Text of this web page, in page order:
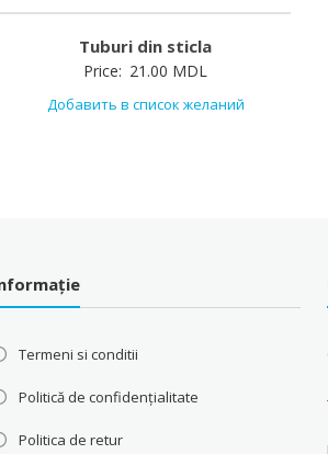
Tuburi din sticla
Price: 21.00 MDL
Добавить в список желаний
Termeni si conditii
Politică de confidențialitate
Politica de retur